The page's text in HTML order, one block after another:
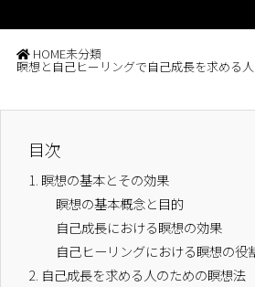
HOME未分類
瞑想と自己ヒーリングで自己成長を求める
目次
1. 瞑想の基本とその効果
瞑想の基本概念と目的
自己成長における瞑想の効果
自己ヒーリングにおける瞑想の役
2. 自己成長を求める人のための瞑想法